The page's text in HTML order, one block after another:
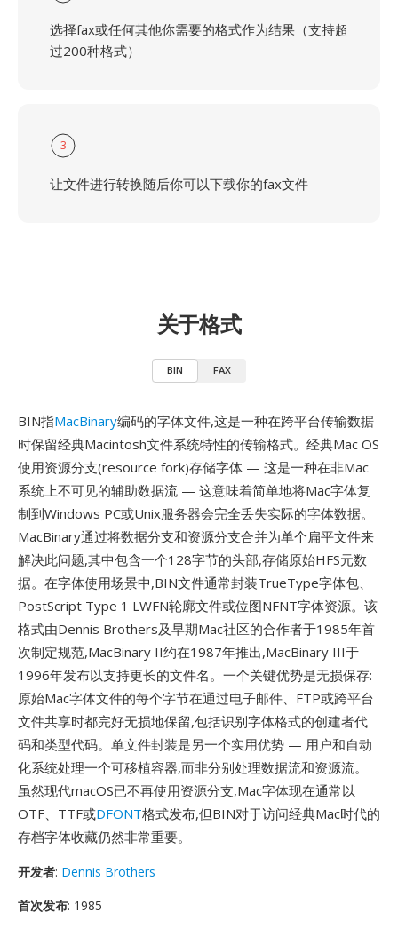
选择fax或任何其他你需要的格式作为结果（支持超
过200种格式）
3
让文件进行转换随后你可以下载你的fax文件
关于格式
BIN FAX
BIN指MacBinary编码的字体文件,这是一种在跨平台传输数据
时保留经典Macintosh文件系统特性的传输格式。经典Mac OS
使用资源分支(resource fork)存储字体 — 这是一种在非Mac
系统上不可见的辅助数据流 — 这意味着简单地将Mac字体复
制到Windows PC或Unix服务器会完全丢失实际的字体数据。
MacBinary通过将数据分支和资源分支合并为单个扁平文件来
解决此问题,其中包含一个128字节的头部,存储原始HFS元数
据。在字体使用场景中,BIN文件通常封装TrueType字体包、
PostScript Type 1 LWFN轮廓文件或位图NFNT字体资源。该
格式由Dennis Brothers及早期Mac社区的合作者于1985年首
次制定规范,MacBinary II约在1987年推出,MacBinary III于
1996年发布以支持更长的文件名。一个关键优势是无损保存:
原始Mac字体文件的每个字节在通过电子邮件、FTP或跨平台
文件共享时都完好无损地保留,包括识别字体格式的创建者代
码和类型代码。单文件封装是另一个实用优势 — 用户和自动
化系统处理一个可移植容器,而非分别处理数据流和资源流。
虽然现代macOS已不再使用资源分支,Mac字体现在通常以
OTF、TTF或DFONT格式发布,但BIN对于访问经典Mac时代的
存档字体收藏仍然非常重要。
开发者: Dennis Brothers
首次发布: 1985